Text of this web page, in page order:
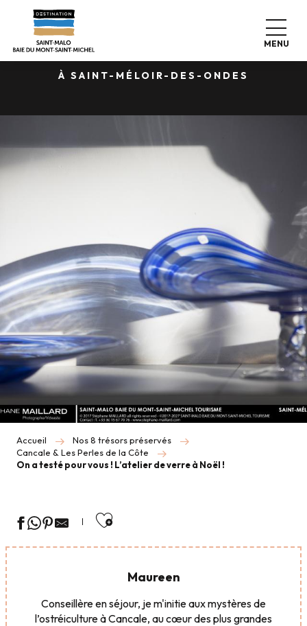
contenu
principal
MENU
ON A TESTÉ POUR VOUS ...
L'ATELIER DU VERRE
À SAINT-MÉLOIR-DES-ONDES
Accueil
Nos 8 trésors préservés
Cancale & Les Perles de la Côte
On a testé pour vous ! L’atelier de verre à Noël !
Ajouter aux favoris
Maureen
Conseillère en séjour, je m'initie aux mystères de
l’ostréiculture à Cancale, au cœur des plus grandes